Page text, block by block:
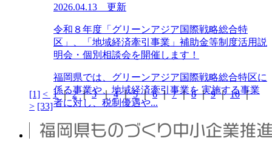
2026.04.13 更新
令和８年度「グリーンアジア国際戦略総合特
区」、「地域経済牽引事業」補助金等制度活用説
明会・個別相談会を開催します！
福岡県では、グリーンアジア国際戦略総合特区に
係る事業や、地域経済牽引事業を 実施する事業
者に対し、税制優遇や...
[1] < 1｜2｜3｜4｜5｜6｜7｜8｜9｜10｜
> [33]